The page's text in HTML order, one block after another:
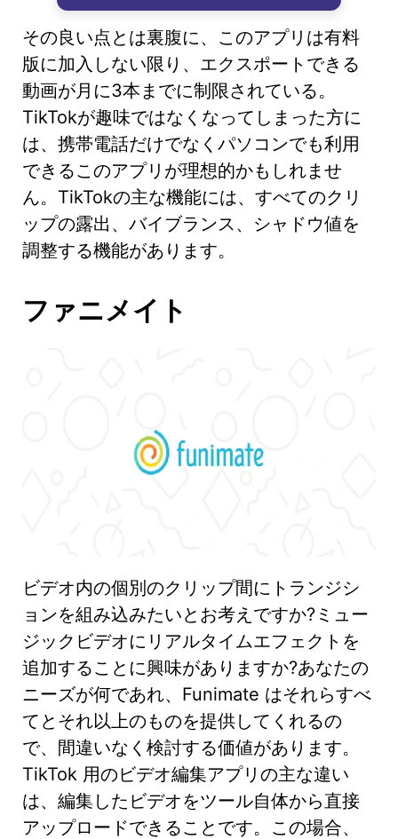
その良い点とは裏腹に、このアプリは有料
版に加入しない限り、エクスポートできる
動画が月に3本までに制限されている。
TikTokが趣味ではなくなってしまった方に
は、携帯電話だけでなくパソコンでも利用
できるこのアプリが理想的かもしれませ
ん。TikTokの主な機能には、すべてのクリ
ップの露出、バイブランス、シャドウ値を
調整する機能があります。
ファニメイト
ビデオ内の個別のクリップ間にトランジシ
ョンを組み込みたいとお考えですか?ミュー
ジックビデオにリアルタイムエフェクトを
追加することに興味がありますか?あなたの
ニーズが何であれ、Funimate はそれらすべ
てとそれ以上のものを提供してくれるの
で、間違いなく検討する価値があります。
TikTok 用のビデオ編集アプリの主な違い
は、編集したビデオをツール自体から直接
アップロードできることです。この場合、